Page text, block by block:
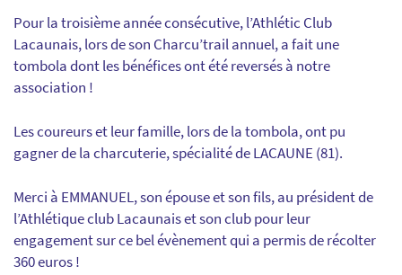
Pour la troisième année consécutive, l’Athlétic Club
Lacaunais, lors de son Charcu’trail annuel, a fait une
tombola dont les bénéfices ont été reversés à notre
association !
Les coureurs et leur famille, lors de la tombola, ont pu
gagner de la charcuterie, spécialité de LACAUNE (81).
Merci à EMMANUEL, son épouse et son fils, au président de
l’Athlétique club Lacaunais et son club pour leur
engagement sur ce bel évènement qui a permis de récolter
360 euros !